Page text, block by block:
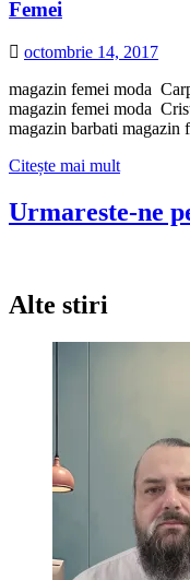
Femei
octombrie 14, 2017
magazin femei moda
magazin femei moda
magazin barbati magazin
Citește mai multCitește
despre
Urmareste-ne
Alte stiri